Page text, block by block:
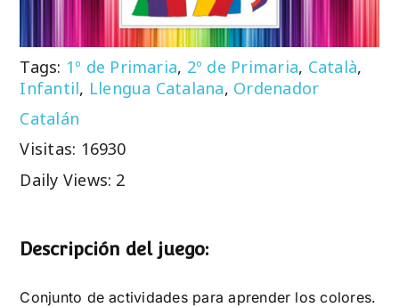
Tags: 1º de Primaria, 2º de Primaria, Català,
Infantil, Llengua Catalana, Ordenador
Catalán
Visitas: 16930
Daily Views: 2
Descripción del juego:
Conjunto de actividades para aprender los colores.